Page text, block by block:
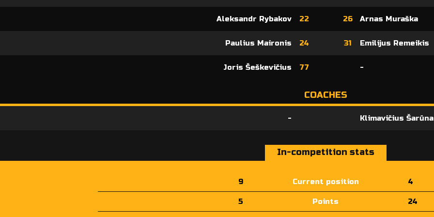
Aleksandr Rybakov 22 26 Arnas Muraška
Paulius Maironis 24 31 Emilijus Remeikis
Joris Šeškevičius 77 -
COACHES
- Klimavičius
In-competition stats
9 Current position 4
5 Points 24